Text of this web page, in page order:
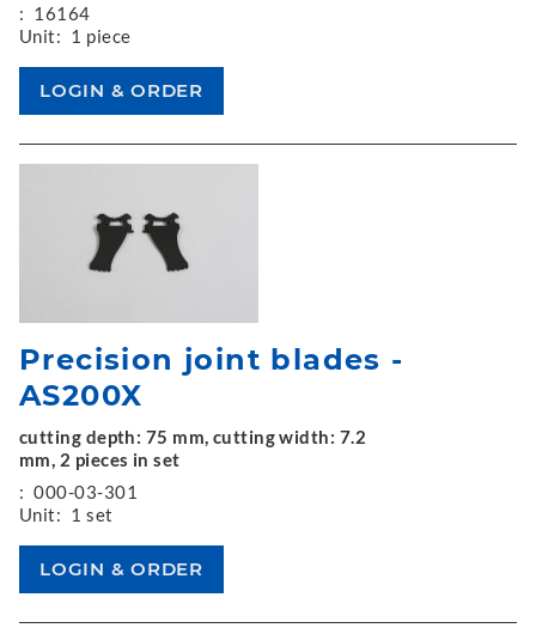
: 16164
Unit: 1 piece
Precision joint blades -
AS200X
cutting depth: 75 mm, cutting width: 7.2
mm, 2 pieces in set
: 000-03-301
Unit: 1 set